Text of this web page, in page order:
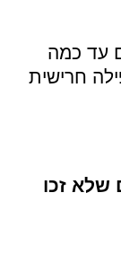
עד כמה
חרישית
שלא זכו